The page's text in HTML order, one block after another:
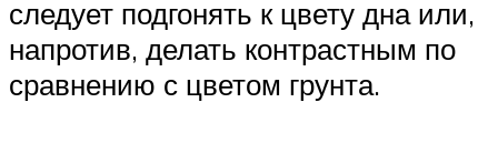
следует подгонять к цвету дна или,
напротив, делать контрастным по
сравнению с цветом грунта.